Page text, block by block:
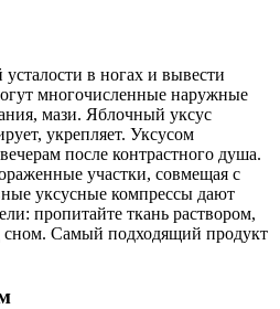
в ногах и вывести
многочисленные наружные
мази. Яблочный уксус
укрепляет. Уксусом
после контрастного душа.
участки, совмещая с
уксусные компрессы дают
пропитайте ткань раствором,
сном. Самый подходящий продукт